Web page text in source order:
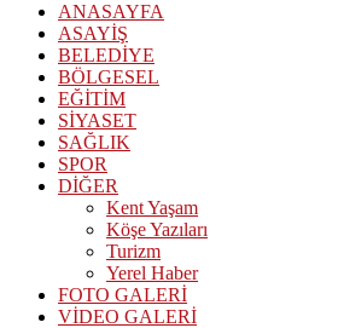
ANASAYFA
ASAYİŞ
BELEDİYE
BÖLGESEL
EĞİTİM
SİYASET
SAĞLIK
SPOR
DİĞER
Kent Yaşam
Köşe Yazıları
Turizm
Yerel Haber
FOTO GALERİ
VİDEO GALERİ